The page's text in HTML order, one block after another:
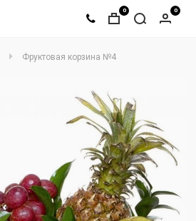
0 0
Фруктовая корзина №4